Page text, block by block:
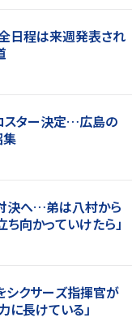
日程は来週発表され
スター決定…広島の
集
決へ…弟は八村から
向かっていけたら」
シクサーズ指揮官が
に長けている」